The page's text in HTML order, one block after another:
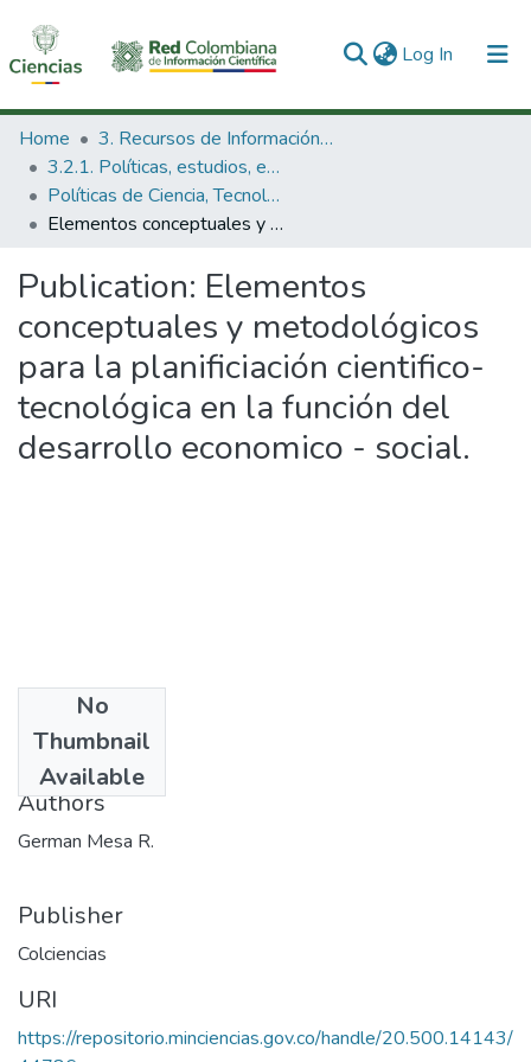
Log In (current)
Communities & Collections
All of DSpace
Statistics
Home
3. Recursos de Información Científica y Tecnológica
3.2.1. Políticas, estudios, evaluaciones e indicadores de CTeI
Políticas de Ciencia, Tecnología e Innovación
Elementos conceptuales y metodológicos para la planificiación cientifico-tecnológica en la función del desarrollo economico - social.
Publication: Elementos
conceptuales y metodológicos
para la planificiación cientifico-
tecnológica en la función del
desarrollo economico - social.
No
Thumbnail
Available
1993
Authors
German Mesa R.
Publisher
Colciencias
URI
https://repositorio.minciencias.gov.co/handle/20.500.14143/